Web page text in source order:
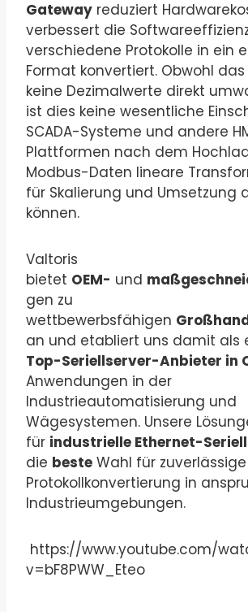
Gateway reduziert
verbessert die
verschiedene Protokolle in ein
Format konvertiert. Obwohl
keine Dezimalwerte direkt
ist dies keine wesentliche
SCADA-Systeme und andere
Plattformen nach dem
Modbus-Daten lineare
für Skalierung und Umsetzung
können.
Valtoris
bietet OEM- und
gen zu
wettbewerbsfähigen
an und etabliert uns damit als
Top-Seriellserver-Anbieter in
Anwendungen in der
Industrieautomatisierung und
Wägesystemen. Unsere
für industrielle Ethernet-
die beste Wahl für zuverlässige
Protokollkonvertierung in
Industrieumgebungen.
https://www.youtube.com/
v=bF8PWW_Eteo